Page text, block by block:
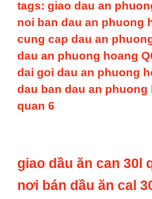
tags: giao dau an
noi ban dau an phuong
cung cap dau an
dau an phuong hoang
dai goi dau an phuong
dau ban dau an phuong
quan 6
giao dầu ăn can 30l
nơi bán dầu ăn cal